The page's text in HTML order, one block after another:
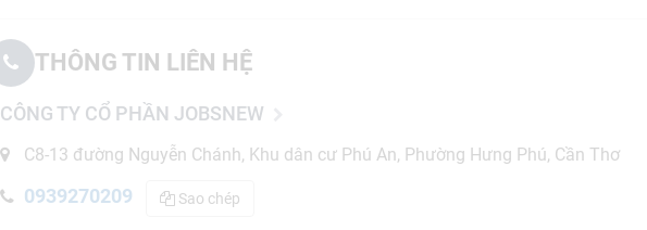
THÔNG TIN LIÊN HỆ
CÔNG TY CỔ PHẦN JOBSNEW
C8-13 đường Nguyễn Chánh, Khu dân cư Phú An, Phường Hưng Phú, Cần Thơ
0939270209 Sao chép